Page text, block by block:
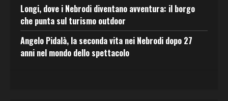
Longi, dove i Nebrodi diventano avventura: il borgo
che punta sul turismo outdoor
Angelo Pidalà, la seconda vita nei Nebrodi dopo 27
anni nel mondo dello spettacolo